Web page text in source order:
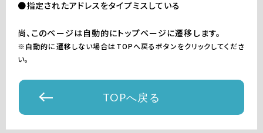
●指定されたアドレスをタイプミスしている
尚、このページは自動的にトップページに遷移します。
※自動的に遷移しない場合はTOPへ戻るボタンをクリックしてくださ
い。
TOPへ戻る